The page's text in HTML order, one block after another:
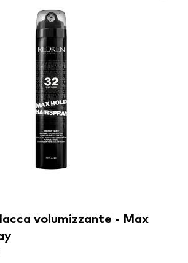
lacca volumizzante - Max